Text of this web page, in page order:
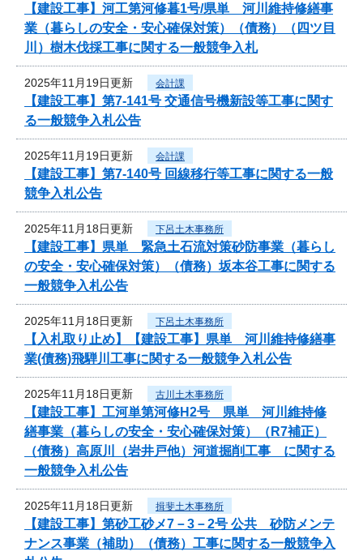
【建設工事】河工第河修暮1号/県単 河川維持修繕事
業（暮らしの安全・安心確保対策）（債務）（四ツ目
川）樹木伐採工事に関する一般競争入札
2025年11月19日更新 会計課
【建設工事】第7-141号 交通信号機新設等工事に関す
る一般競争入札公告
2025年11月19日更新 会計課
【建設工事】第7-140号 回線移行等工事に関する一般
競争入札公告
2025年11月18日更新 下呂土木事務所
【建設工事】県単 緊急土石流対策砂防事業（暮らし
の安全・安心確保対策）（債務）坂本谷工事に関する
一般競争入札公告
2025年11月18日更新 下呂土木事務所
【入札取り止め】【建設工事】県単 河川維持修繕事
業(債務)飛騨川工事に関する一般競争入札公告
2025年11月18日更新 古川土木事務所
【建設工事】工河単第河修H2号 県単 河川維持修
繕事業（暮らしの安全・安心確保対策）（R7補正）
（債務）高原川（岩井戸他）河道掘削工事 に関する
一般競争入札公告
2025年11月18日更新 揖斐土木事務所
【建設工事】第砂工砂メ7－3－2号 公共 砂防メンテ
ナンス事業（補助）（債務）工事に関する一般競争入